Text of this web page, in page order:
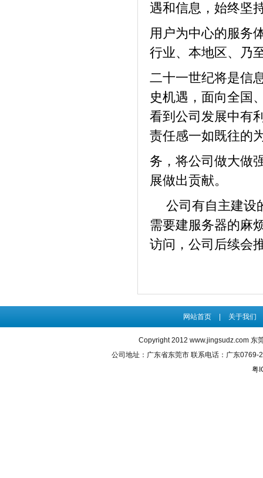
遇和信息，始终坚
用户为中心的服务
行业、本地区、乃
二十一世纪将是信
史机遇，面向全国
看到公司发展中有
责任感一如既往的
务，将公司做大做
展做出贡献。
公司有自主建设
需要建服务器的麻
访问，公司后续会
网站首页 关于我们
Copyright 2012 www.jingsudz.com东
公司地址：广东省东莞市 联系电话：广东
粤